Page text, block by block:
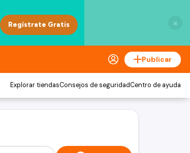
×
Publicar
Explorar tiendasConsejos de seguridadCentro de ayuda